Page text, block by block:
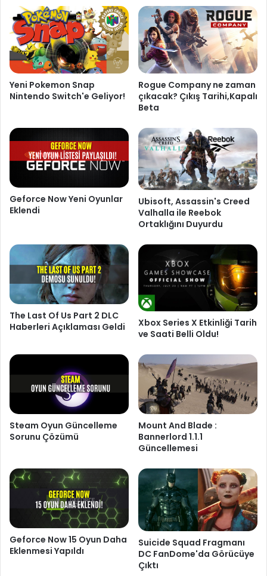
Yeni Pokemon Snap
Nintendo Switch'e Geliyor!
Rogue Company ne zaman
çıkacak? Çıkış Tarihi,Kapalı
Beta
Geforce Now Yeni Oyunlar
Eklendi
Ubisoft, Assassin's Creed
Valhalla ile Reebok
Ortaklığını Duyurdu
The Last Of Us Part 2 DLC
Haberleri Açıklaması Geldi
Xbox Series X Etkinliği Tarih
ve Saati Belli Oldu!
Steam Oyun Güncelleme
Sorunu Çözümü
Mount And Blade :
Bannerlord 1.1.1
Güncellemesi
Geforce Now 15 Oyun Daha
Eklenmesi Yapıldı
Suicide Squad Fragmanı
DC FanDome'da Görücüye
Çıktı